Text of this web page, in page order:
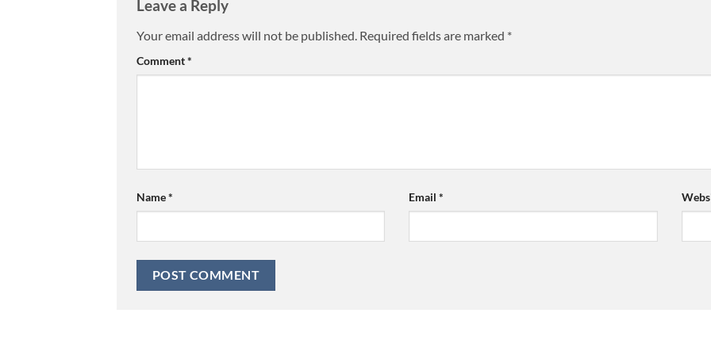
Leave a Reply
Your email address will not be published. Required fields are marked *
Comment*
Name* Email*